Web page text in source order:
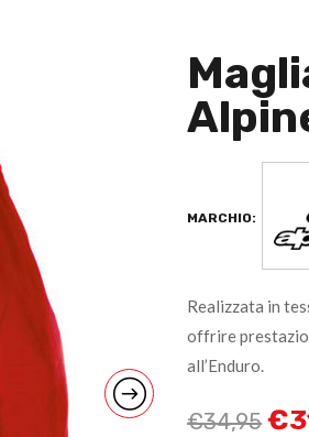
MARCHIO:
Realizzata in
offrire
all’Enduro.
€34,95 €